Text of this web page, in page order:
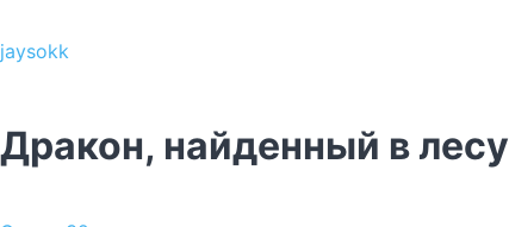
jaysokk
Дракон, найденный в лесу